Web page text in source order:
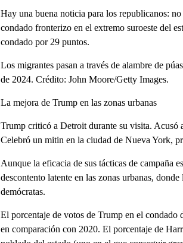
Hay una buena noticia para los republicanos:
condado fronterizo en el extremo suroeste del
condado por 29 puntos.
Los migrantes pasan a través de alambre de
de 2024. Crédito: John Moore/Getty Images.
La mejora de Trump en las zonas urbanas
Trump criticó a Detroit durante su visita. Acusó
Celebró un mitin en la ciudad de Nueva York,
Aunque la eficacia de sus tácticas de campaña
descontento latente en las zonas urbanas,
demócratas.
El porcentaje de votos de Trump en el condado
en comparación con 2020. El porcentaje de